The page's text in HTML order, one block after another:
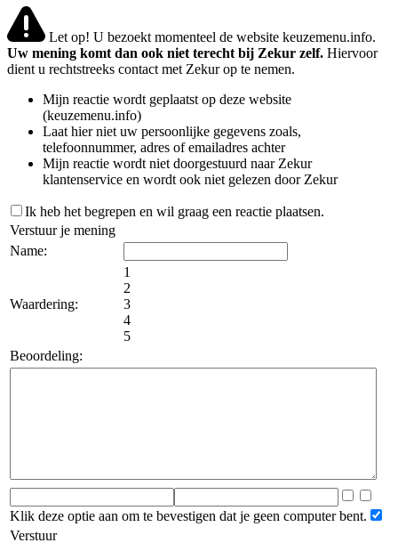
Let op! U bezoekt momenteel de website keuzemenu.info.
Uw mening komt dan ook niet terecht bij Zekur zelf. Hiervoor
dient u rechtstreeks contact met Zekur op te nemen.
Mijn reactie wordt geplaatst op deze website
(keuzemenu.info)
Laat hier niet uw persoonlijke gegevens zoals,
telefoonnummer, adres of emailadres achter
Mijn reactie wordt niet doorgestuurd naar Zekur
klantenservice en wordt ook niet gelezen door Zekur
Ik heb het begrepen en wil graag een reactie plaatsen.
Verstuur je mening
Name:
Waardering:
1
2
3
4
5
Beoordeling:
Klik deze optie aan om te bevestigen dat je geen computer bent.
Verstuur